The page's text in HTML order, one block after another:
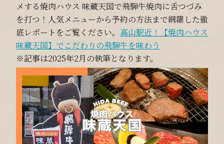
メする焼肉ハウス 味蔵天国で飛騨牛焼肉に舌つづみ
を打つ！人気メニューから予約の方法まで網羅した徹
底レポートをご覧ください。 高山駅近！【焼肉ハウス
味蔵天国】でこだわりの飛騨牛を味わう
※記事は2025年2月の執筆となります。